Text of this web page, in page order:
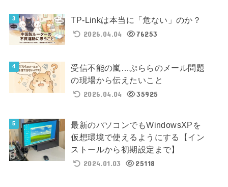
TP-Linkは本当に「危ない」のか？
2026.04.04
76253
受信不能の嵐…ぷららのメール問題
の現場から伝えたいこと
2026.04.04
35925
最新のパソコンでもWindowsXPを
仮想環境で使えるようにする【イン
ストールから初期設定まで】
2024.01.03
25118